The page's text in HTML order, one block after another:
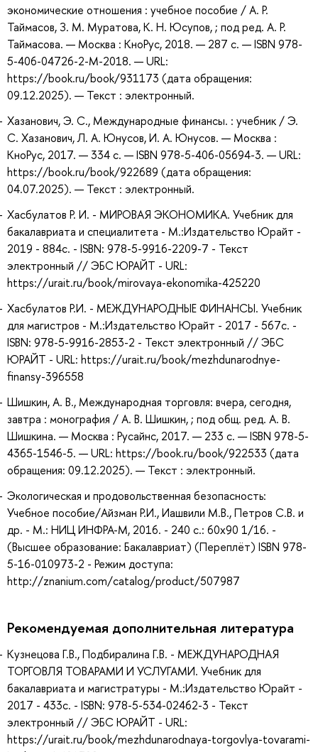
экономические отношения : учебное пособие / А. Р.
Таймасов, З. М. Муратова, К. Н. Юсупов, ; под ред. А. Р.
Таймасова. — Москва : КноРус, 2018. — 287 с. — ISBN 978-
5-406-04726-2-M-2018. — URL:
https://book.ru/book/931173 (дата обращения:
09.12.2025). — Текст : электронный.
Хазанович, Э. С., Международные финансы. : учебник / Э.
С. Хазанович, Л. А. Юнусов, И. А. Юнусов. — Москва :
КноРус, 2017. — 334 с. — ISBN 978-5-406-05694-3. — URL:
https://book.ru/book/922689 (дата обращения:
04.07.2025). — Текст : электронный.
Хасбулатов Р. И. - МИРОВАЯ ЭКОНОМИКА. Учебник для
бакалавриата и специалитета - М.:Издательство Юрайт -
2019 - 884с. - ISBN: 978-5-9916-2209-7 - Текст
электронный // ЭБС ЮРАЙТ - URL:
https://urait.ru/book/mirovaya-ekonomika-425220
Хасбулатов Р.И. - МЕЖДУНАРОДНЫЕ ФИНАНСЫ. Учебник
для магистров - М.:Издательство Юрайт - 2017 - 567с. -
ISBN: 978-5-9916-2853-2 - Текст электронный // ЭБС
ЮРАЙТ - URL: https://urait.ru/book/mezhdunarodnye-
finansy-396558
Шишкин, А. В., Международная торговля: вчера, сегодня,
завтра : монография / А. В. Шишкин, ; под общ. ред. А. В.
Шишкина. — Москва : Русайнс, 2017. — 233 с. — ISBN 978-5-
4365-1546-5. — URL: https://book.ru/book/922533 (дата
обращения: 09.12.2025). — Текст : электронный.
Экологическая и продовольственная безопасность:
Учебное пособие/Айзман Р.И., Иашвили М.В., Петров С.В. и
др. - М.: НИЦ ИНФРА-М, 2016. - 240 с.: 60x90 1/16. -
(Высшее образование: Бакалавриат) (Переплёт) ISBN 978-
5-16-010973-2 - Режим доступа:
http://znanium.com/catalog/product/507987
Рекомендуемая дополнительная литература
Кузнецова Г.В., Подбиралина Г.В. - МЕЖДУНАРОДНАЯ
ТОРГОВЛЯ ТОВАРАМИ И УСЛУГАМИ. Учебник для
бакалавриата и магистратуры - М.:Издательство Юрайт -
2017 - 433с. - ISBN: 978-5-534-02462-3 - Текст
электронный // ЭБС ЮРАЙТ - URL:
https://urait.ru/book/mezhdunarodnaya-torgovlya-tovarami-